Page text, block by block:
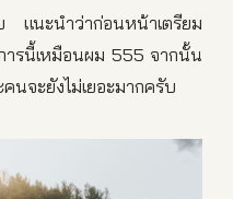
แนะนำว่าก่อนหน้าเตรียม
ารนี้เหมือนผม 555 จากนั้น
นจะยังไม่เยอะมากครับ